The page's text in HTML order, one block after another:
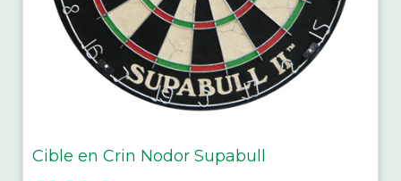
Cible en Crin Nodor Supabull